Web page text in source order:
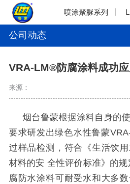
喷涂聚脲系列
公司动态
VRA-LM®防腐涂料成功
来源：
烟台鲁蒙根据涂料自身的
要求研发出绿色水性鲁蒙
过样品检测，符合《生活饮
材料的安 全性评价标准》的
腐防水涂料可耐受水和大多